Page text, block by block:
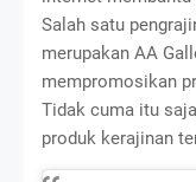
Salah satu
merupakan AA
mempromosikan
Tidak cuma itu
produk kerajinan